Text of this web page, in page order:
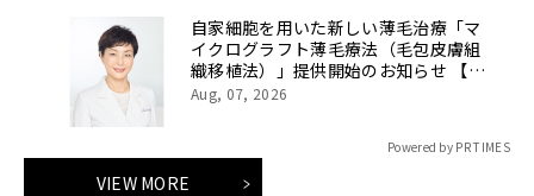
自家細胞を用いた新しい薄毛治療「マ
イクログラフト薄毛療法（毛包皮膚組
織移植法）」提供開始のお知らせ 【医
療法人社団 青真会 青山エルクリニ
Aug, 07, 2026
Powered by PR TIMES
VIEW MORE